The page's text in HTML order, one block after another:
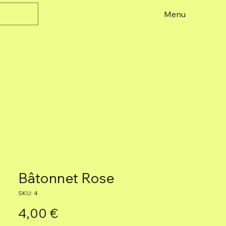
Menu
Bâtonnet Rose
SKU: 4
4,00 €Precio